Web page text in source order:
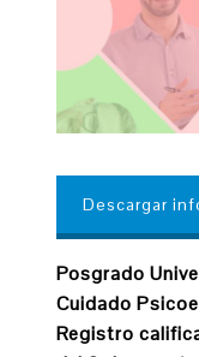
Descargar
Posgrado
Cuidado
Registro